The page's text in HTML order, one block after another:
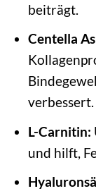
beiträgt.
Centella
verbessert.
L-Carnitin:
und hilft,